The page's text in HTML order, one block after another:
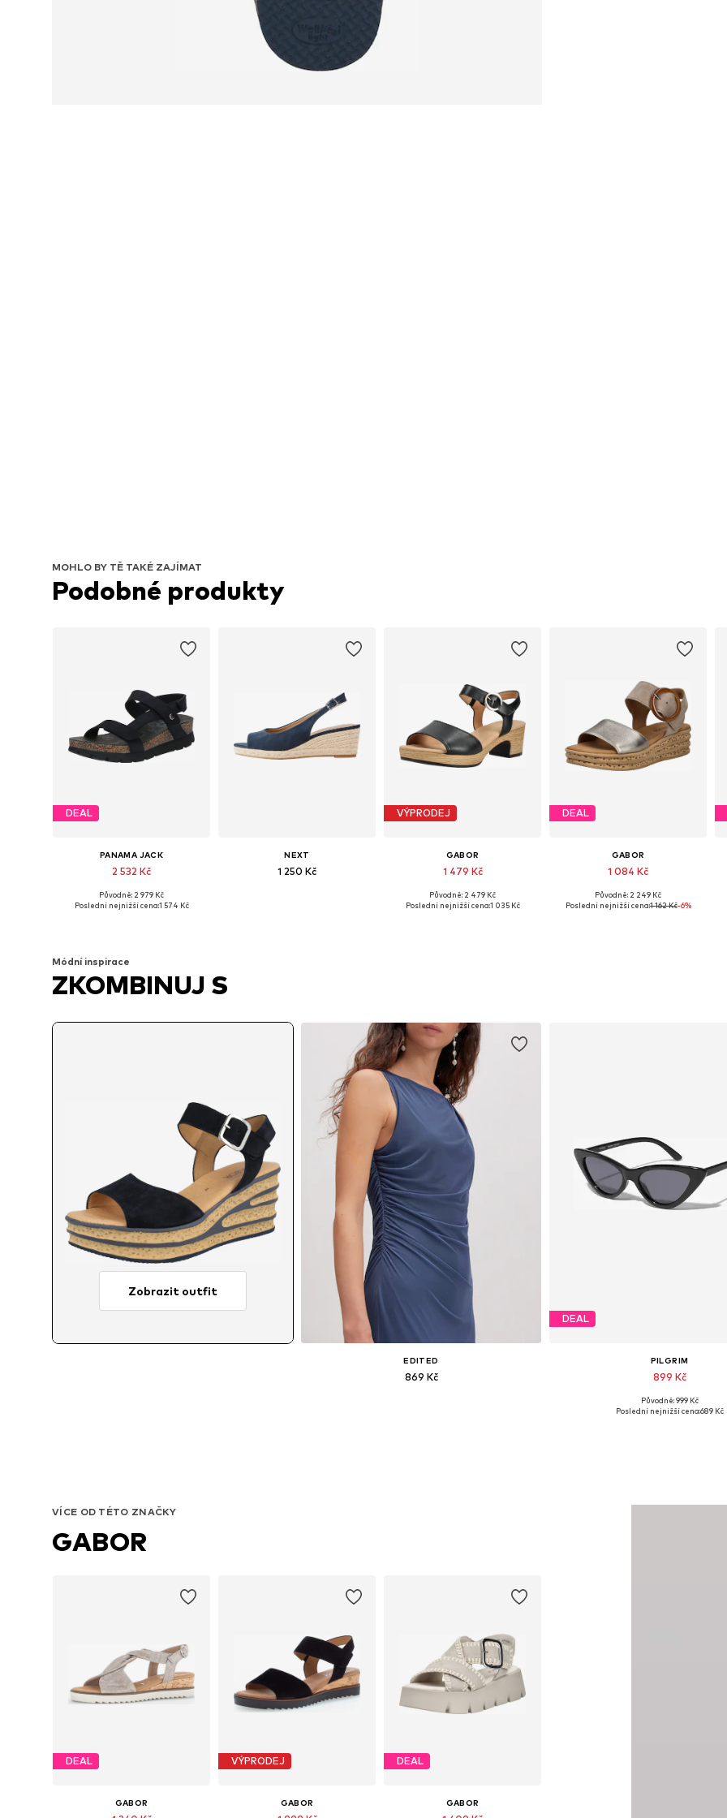
MOHLO BY TĚ TAKÉ ZAJÍMAT
Podobné produkty
DEAL
PANAMA JACK
2 532 Kč
Původně: 2 979 Kč
Poslední nejnižší cena:1 574 Kč
NEXT
1 250 Kč
VÝPRODEJ
GABOR
1 479 Kč
Původně: 2 479 Kč
Poslední nejnižší cena:1 035 Kč
DEAL
GABOR
1 084 Kč
Dostupné velikosti: 37, 38, 39, 40
Původně: 2 249 Kč
Poslední nejnižší cena:1 162 Kč-6%
Módní inspirace
ZKOMBINUJ S
Zobrazit outfit
EDITED
869 Kč
DEAL
PILGRIM
899 Kč
Dostupné velikosti: One Size
Původně: 999 Kč
Poslední nejnižší cena:689 Kč
VÍCE OD TÉTO ZNAČKY
GABOR
DEAL
GABOR
VÝPRODEJ
GABOR
DEAL
GABOR